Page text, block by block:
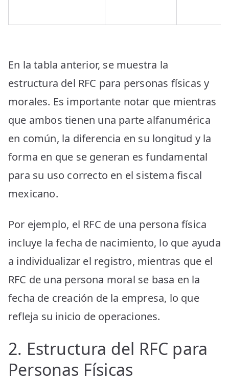
En la tabla anterior, se muestra la
estructura del RFC para personas físicas y
morales. Es importante notar que mientras
que ambos tienen una parte alfanumérica
en común, la diferencia en su longitud y la
forma en que se generan es fundamental
para su uso correcto en el sistema fiscal
mexicano.
Por ejemplo, el RFC de una persona física
incluye la fecha de nacimiento, lo que ayuda
a individualizar el registro, mientras que el
RFC de una persona moral se basa en la
fecha de creación de la empresa, lo que
refleja su inicio de operaciones.
2. Estructura del RFC para
Personas Físicas